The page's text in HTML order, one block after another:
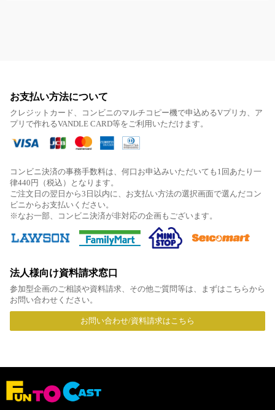
お支払い方法について
クレジットカード、コンビニのマルチコピー機で申込めるVプリカ、ア
プリで作れるVANDLE CARD等をご利用いただけます。
コンビニ決済の事務手数料は、何口お申込みいただいても1回あたり一
律440円（税込）となります。
ご注文日の翌日から3日以内に、お支払い方法の選択画面で選んだコン
ビニからお支払いください。
※なお一部、コンビニ決済が非対応の企画もございます。
法人様向け資料請求窓口
参加型企画のご相談や資料請求、その他ご質問等は、まずはこちらから
お問い合わせください。
お問い合わせ/資料請求はこちら